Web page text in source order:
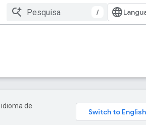
/
de